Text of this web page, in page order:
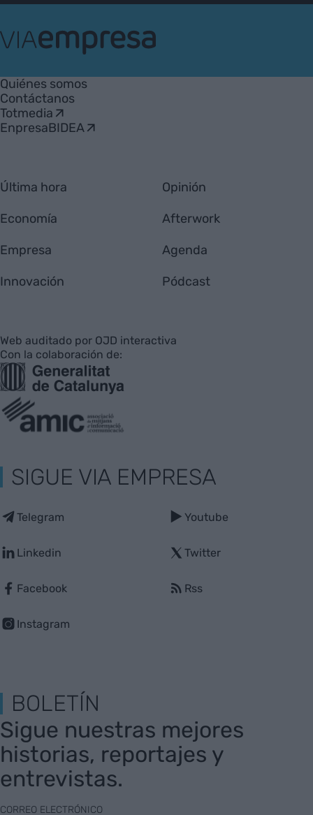
Empresa
Quiénes somos
Contáctanos
Totmedia
EnpresaBIDEA
Última hora
Economía
Empresa
Innovación
Opinión
Afterwork
Agenda
Pódcast
Web auditado por OJD interactiva
Con la colaboración de:
SIGUE VIA EMPRESA
Telegram
Linkedin
Facebook
Instagram
Youtube
Twitter
Rss
BOLETÍN
Sigue nuestras mejores
historias, reportajes y
entrevistas.
CORREO ELECTRÓNICO